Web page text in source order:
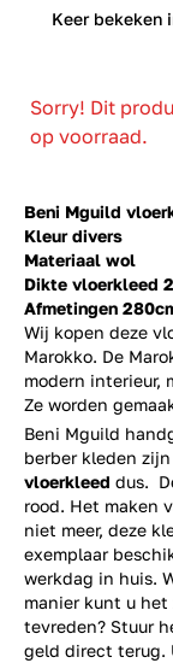
Beni Mguild
Kleur divers
Materiaal wol
Dikte vloerkleed
Afmetingen
Wij kopen deze
Marokko. De
modern interieur,
Ze worden
Keer bekeken
Sorry! Dit
op voorraad.
Beni Mguild
berber kleden
vloerkleed dus.
rood. Het maken
niet meer, deze
exemplaar
werkdag in huis.
manier kunt u
tevreden? Stuur
geld direct terug.